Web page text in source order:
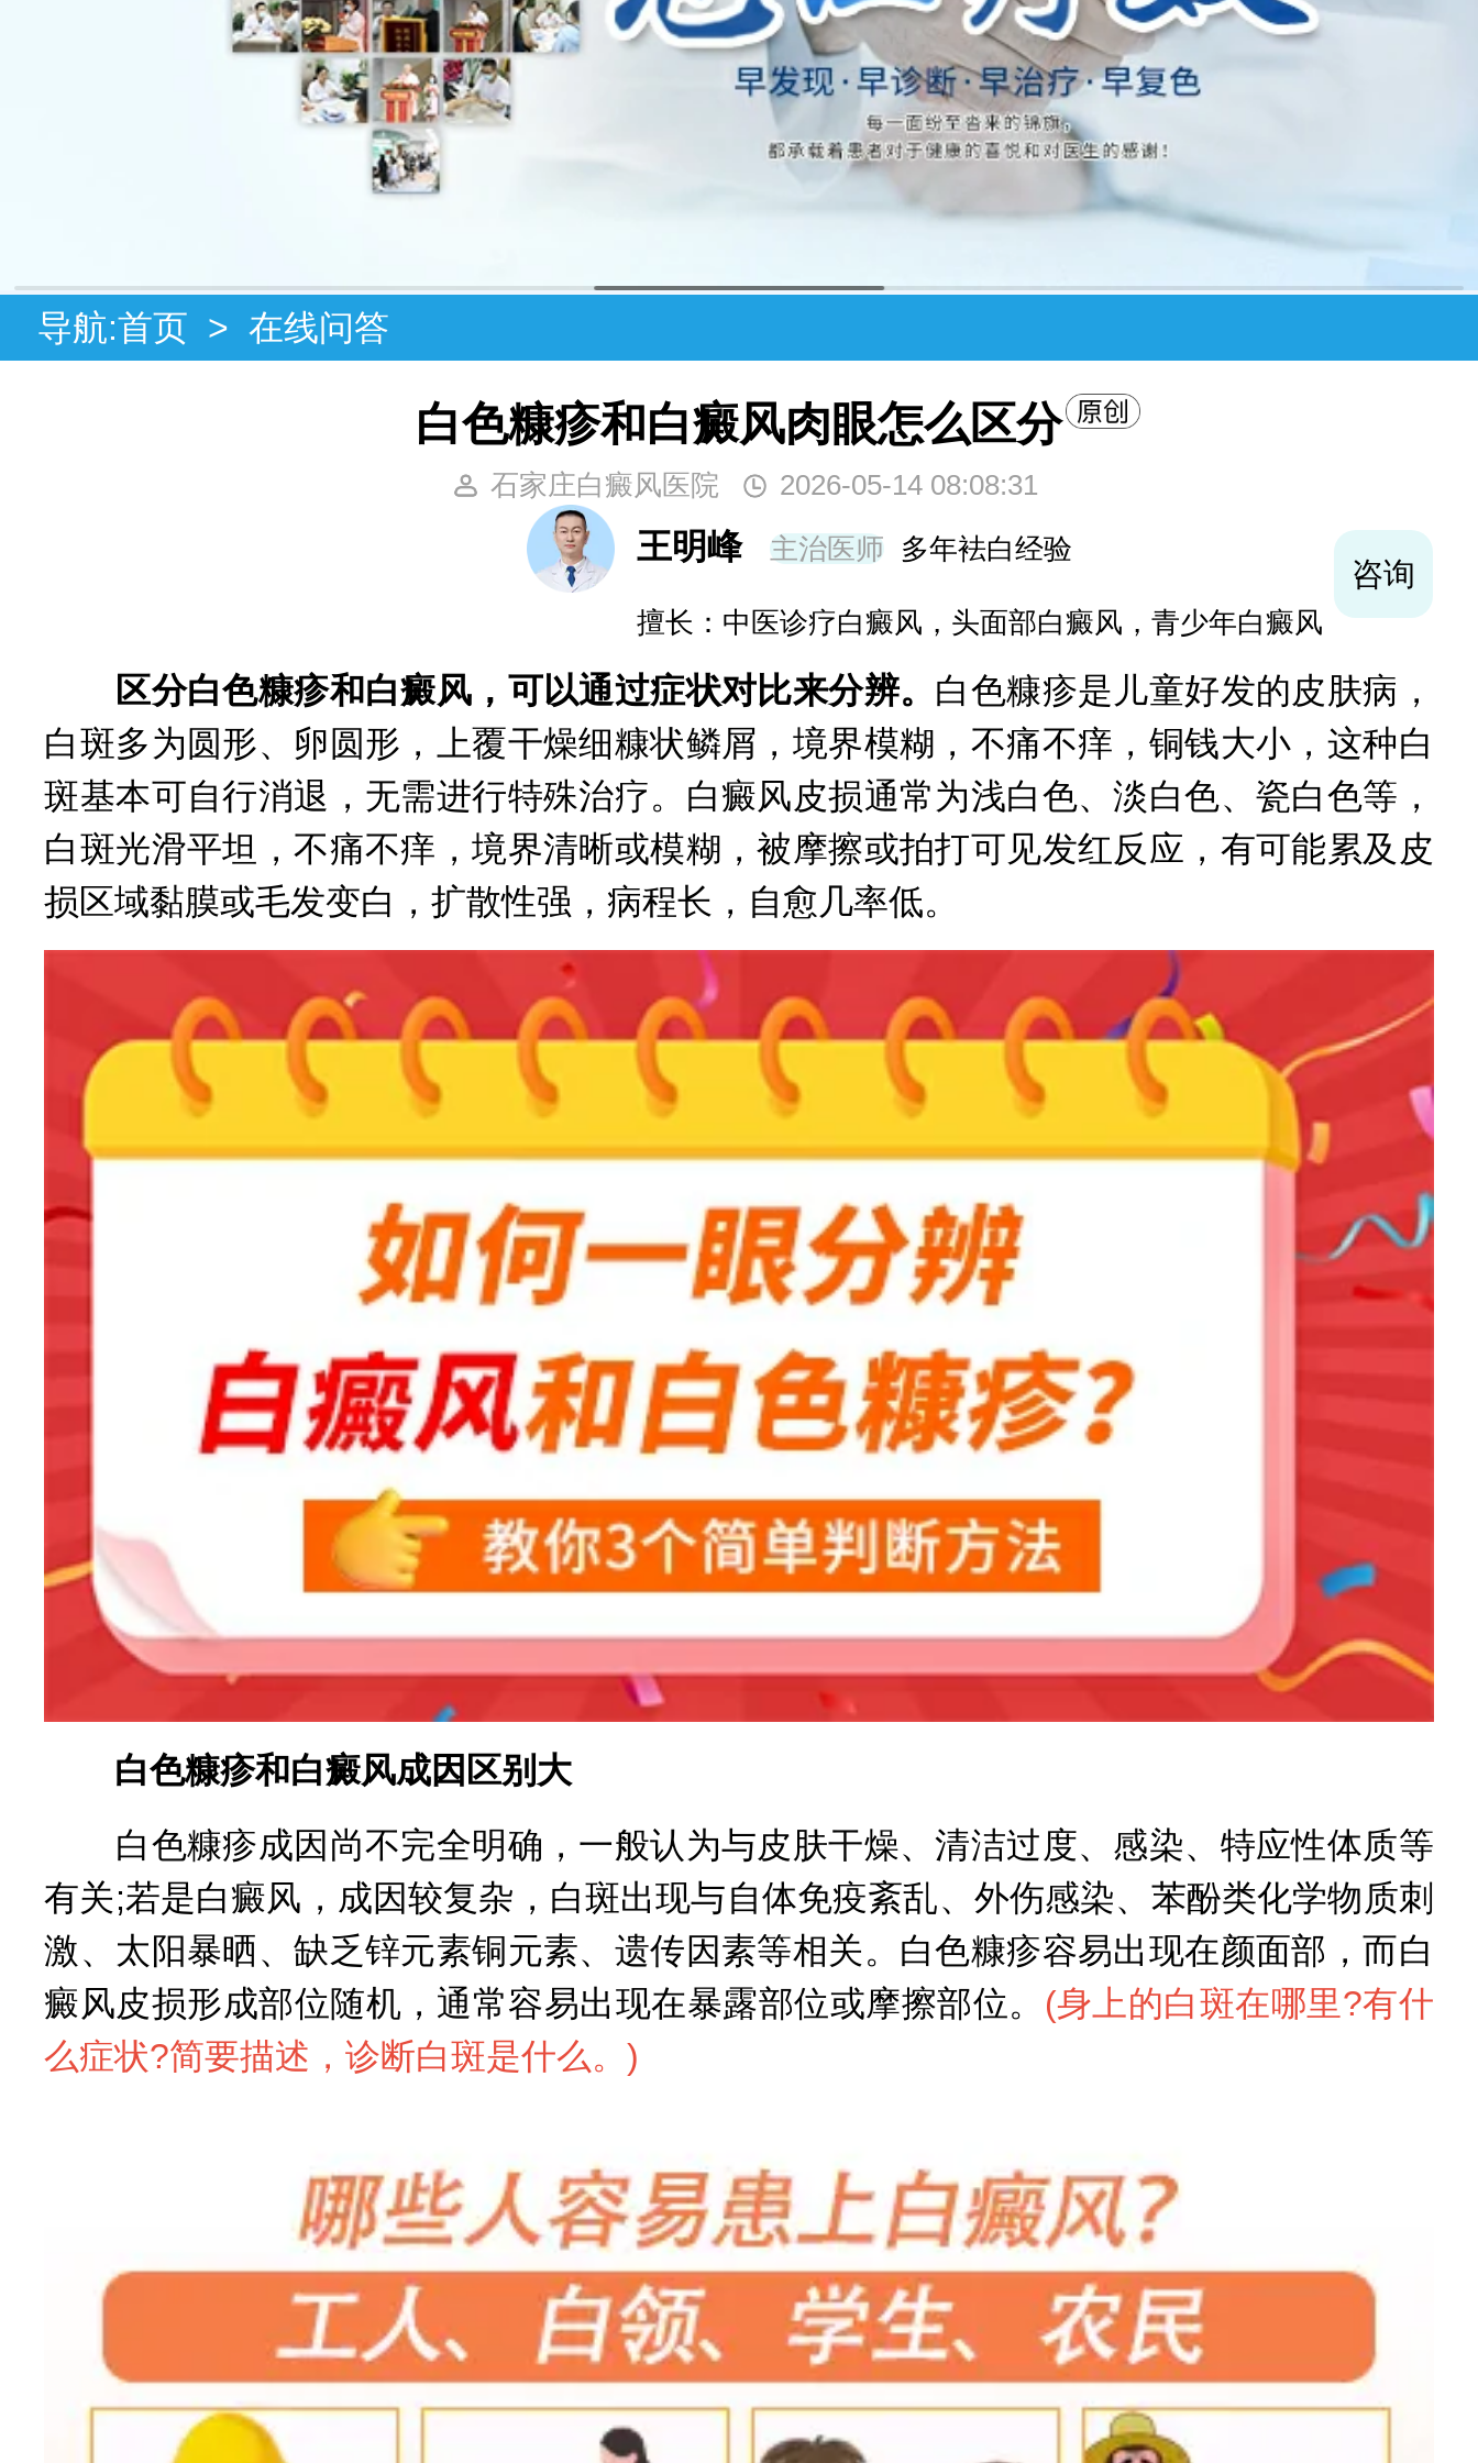
导航:首页 > 在线问答
白色糠疹和白癜风肉眼怎么区分
石家庄白癜风医院 2026-05-14 08:08:31
王明峰 主治医师 多年袪白经验
擅长：中医诊疗白癜风，头面部白癜风，青少年白癜风
咨询
区分白色糠疹和白癜风，可以通过症状对比来分辨。 白色糠疹是儿童好发的皮肤病，
白斑多为圆形、卵圆形，上覆干燥细糠状鳞屑，境界模糊，不痛不痒，铜钱大小，这种白
斑基本可自行消退，无需进行特殊治疗。白癜风皮损通常为浅白色、淡白色、瓷白色等，
白斑光滑平坦，不痛不痒，境界清晰或模糊，被摩擦或拍打可见发红反应，有可能累及皮
损区域黏膜或毛发变白，扩散性强，病程长，自愈几率低。
白色糠疹和白癜风成因区别大
白色糠疹成因尚不完全明确，一般认为与皮肤干燥、清洁过度、感染、特应性体质等
有关;若是白癜风，成因较复杂，白斑出现与自体免疫紊乱、外伤感染、苯酚类化学物质刺
激、太阳暴晒、缺乏锌元素铜元素、遗传因素等相关。白色糠疹容易出现在颜面部，而白
癜风皮损形成部位随机，通常容易出现在暴露部位或摩擦部位。 (身上的白斑在哪里?有什
么症状?简要描述，诊断白斑是什么。)